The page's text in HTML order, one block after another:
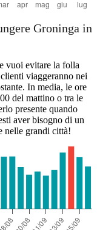
Groninga in
vuoi evitare la folla
viaggeranno nei
In media, le ore
del mattino o tra le
presente quando
aver bisogno di un
nelle grandi città!